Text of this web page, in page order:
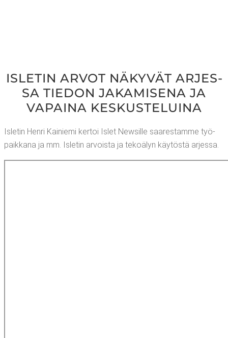
ISLE­TIN ARVOT NÄKY­VÄT ARJES­
SA TIE­DON JAKA­MI­SE­NA JA
VAPAI­NA KESKUSTELUINA
Isle­tin Hen­ri Kai­nie­mi ker­toi Islet New­sil­le saa­res­tam­me työ­
paik­ka­na ja mm. Isle­tin arvois­ta ja teko­ä­lyn käy­tös­tä arjessa.